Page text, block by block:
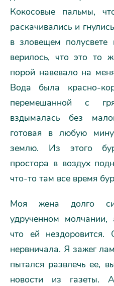
Кокосовые пальмы,
раскачивались и
в зловещем
верилось, что это то
порой навевало на
Вода была красно-
перемешанной с
вздымалась без
готовая в любую
землю. Из этого
простора в воздух
что-то там все время
Моя жена долго
удрученном
что ей нездоровится.
нервничала. Я зажег
пытался развлечь ее,
новости из